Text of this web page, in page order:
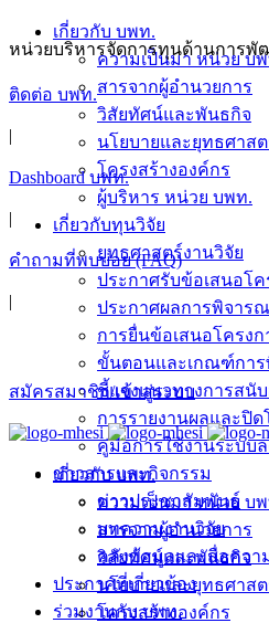
หน่วยบริหารจัดการทุนด้านการพั
ติดต่อ บพท.
|
Dashboard บพท.
|
คำถามที่พบบ่อย (FAQ)
|
สมัครสมาชิก/เข้าสู่ระบบ
เกี่ยวกับ บพท.
ความเป็นมา หน่วย บ
สารจากผู้อำนวยการ
วิสัยทัศน์และพันธกิจ
นโยบายและยุทธศาส
โครงสร้างองค์กร
เกี่ยวกับ บพท.
ความเป็นมา หน่วย บ
สารจากผู้อำนวยการ
วิสัยทัศน์และพันธกิจ
นโยบายและยุทธศาส
โครงสร้างองค์กร
ผู้บริหาร หน่วย บพท.
เกี่ยวกับทุนวิจัย
ยุทธศาสตร์งานวิจัย
ประกาศรับข้อเสนอโค
ประกาศผลการพิจาร
การยื่นข้อเสนอโครงก
ขั้นตอนและเกณฑ์การ
ชี้แจงแนวทางการสนั
การรายงานผลและปิด
คู่มือการใช้งานระบบ
ข่าวสารและกิจกรรม
ข่าวประชาสัมพันธ์
บทความงานวิจัย
คลังข้อมูลและสื่อควา
ประกาศที่เกี่ยวข้อง
ร่วมงานกับ บพท.